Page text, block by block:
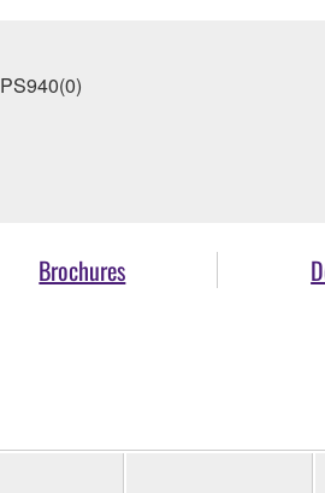
PS940(0)
Brochures